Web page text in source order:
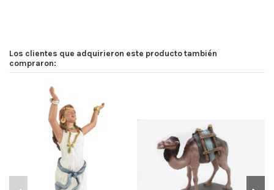
Los clientes que adquirieron este producto también
compraron: